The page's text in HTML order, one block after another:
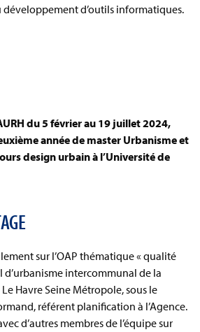
d’outils informatiques.
du 5 février au 19 juillet 2024,
année de master Urbanisme et
design urbain à l’Université de
sur l’OAP thématique « qualité
d’urbanisme intercommunal de la
Havre Seine Métropole, sous le
référent planification à l’Agence.
d’autres membres de l’équipe sur